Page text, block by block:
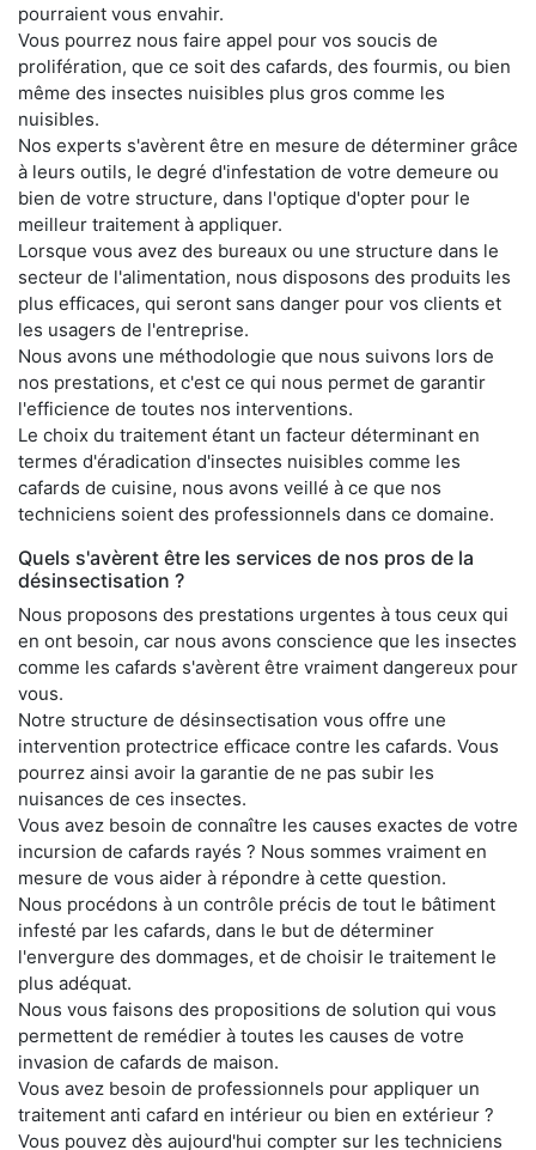
pourraient vous envahir.
Vous pourrez nous faire appel pour vos soucis de
prolifération, que ce soit des cafards, des fourmis, ou bien
même des insectes nuisibles plus gros comme les
nuisibles.
Nos experts s'avèrent être en mesure de déterminer grâce
à leurs outils, le degré d'infestation de votre demeure ou
bien de votre structure, dans l'optique d'opter pour le
meilleur traitement à appliquer.
Lorsque vous avez des bureaux ou une structure dans le
secteur de l'alimentation, nous disposons des produits les
plus efficaces, qui seront sans danger pour vos clients et
les usagers de l'entreprise.
Nous avons une méthodologie que nous suivons lors de
nos prestations, et c'est ce qui nous permet de garantir
l'efficience de toutes nos interventions.
Le choix du traitement étant un facteur déterminant en
termes d'éradication d'insectes nuisibles comme les
cafards de cuisine, nous avons veillé à ce que nos
techniciens soient des professionnels dans ce domaine.
Quels s'avèrent être les services de nos pros de la
désinsectisation ?
Nous proposons des prestations urgentes à tous ceux qui
en ont besoin, car nous avons conscience que les insectes
comme les cafards s'avèrent être vraiment dangereux pour
vous.
Notre structure de désinsectisation vous offre une
intervention protectrice efficace contre les cafards. Vous
pourrez ainsi avoir la garantie de ne pas subir les
nuisances de ces insectes.
Vous avez besoin de connaître les causes exactes de votre
incursion de cafards rayés ? Nous sommes vraiment en
mesure de vous aider à répondre à cette question.
Nous procédons à un contrôle précis de tout le bâtiment
infesté par les cafards, dans le but de déterminer
l'envergure des dommages, et de choisir le traitement le
plus adéquat.
Nous vous faisons des propositions de solution qui vous
permettent de remédier à toutes les causes de votre
invasion de cafards de maison.
Vous avez besoin de professionnels pour appliquer un
traitement anti cafard en intérieur ou bien en extérieur ?
Vous pouvez dès aujourd'hui compter sur les techniciens